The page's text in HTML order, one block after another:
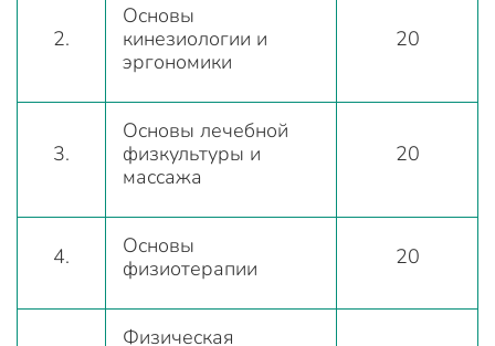
2.
Основы
кинезиологии и
эргономики
20
3.
Основы лечебной
физкультуры и
массажа
20
4.
Основы
физиотерапии
20
Физическая